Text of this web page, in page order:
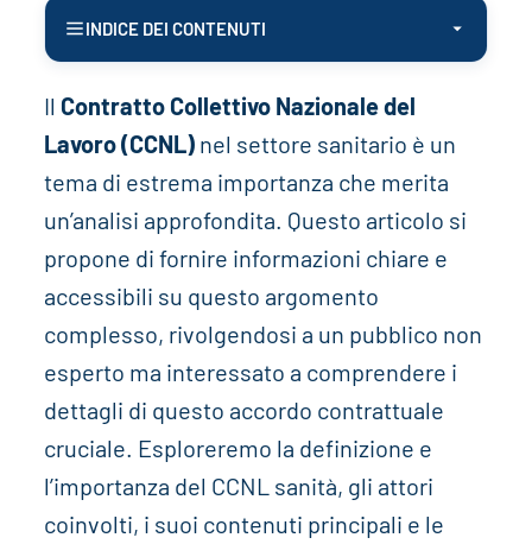
INDICE DEI CONTENUTI
Il Contratto Collettivo Nazionale del
Lavoro (CCNL) nel settore sanitario è un
tema di estrema importanza che merita
un’analisi approfondita. Questo articolo si
propone di fornire informazioni chiare e
accessibili su questo argomento
complesso, rivolgendosi a un pubblico non
esperto ma interessato a comprendere i
dettagli di questo accordo contrattuale
cruciale. Esploreremo la definizione e
l’importanza del CCNL sanità, gli attori
coinvolti, i suoi contenuti principali e le